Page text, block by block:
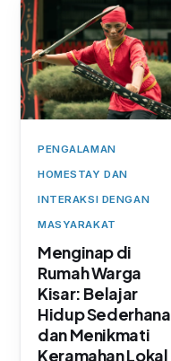
PENGALAMAN
HOMESTAY DAN
INTERAKSI DENGAN
MASYARAKAT
Menginap di
Rumah Warga
Kisar: Belajar
Hidup Sederhana
dan Menikmati
Keramahan Lokal